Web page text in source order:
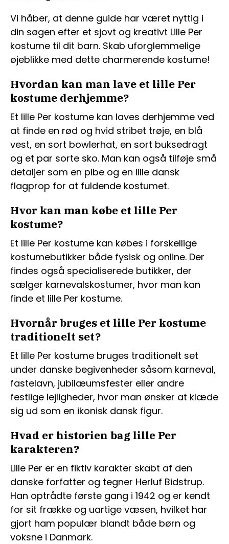
Vi håber, at denne guide har været nyttig i
din søgen efter et sjovt og kreativt Lille Per
kostume til dit barn. Skab uforglemmelige
øjeblikke med dette charmerende kostume!
Hvordan kan man lave et lille Per
kostume derhjemme?
Et lille Per kostume kan laves derhjemme ved
at finde en rød og hvid stribet trøje, en blå
vest, en sort bowlerhat, en sort buksedragt
og et par sorte sko. Man kan også tilføje små
detaljer som en pibe og en lille dansk
flagprop for at fuldende kostumet.
Hvor kan man købe et lille Per
kostume?
Et lille Per kostume kan købes i forskellige
kostumebutikker både fysisk og online. Der
findes også specialiserede butikker, der
sælger karnevalskostumer, hvor man kan
finde et lille Per kostume.
Hvornår bruges et lille Per kostume
traditionelt set?
Et lille Per kostume bruges traditionelt set
under danske begivenheder såsom karneval,
fastelavn, jubilæumsfester eller andre
festlige lejligheder, hvor man ønsker at klæde
sig ud som en ikonisk dansk figur.
Hvad er historien bag lille Per
karakteren?
Lille Per er en fiktiv karakter skabt af den
danske forfatter og tegner Herluf Bidstrup.
Han optrådte første gang i 1942 og er kendt
for sit frække og uartige væsen, hvilket har
gjort ham populær blandt både børn og
voksne i Danmark.